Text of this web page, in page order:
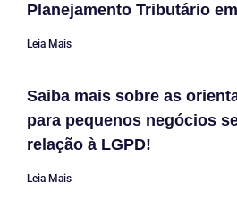
Planejamento Tributário
Leia Mais
Saiba mais sobre as
para pequenos negócios
relação à LGPD!
Leia Mais